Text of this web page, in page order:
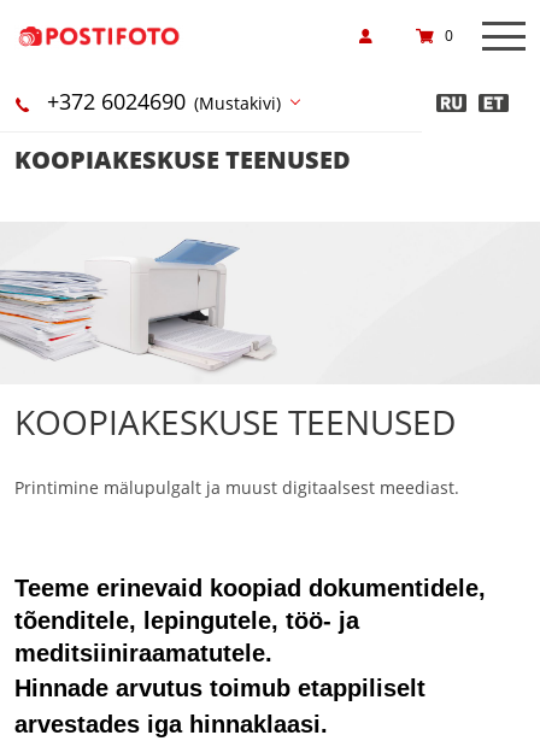
+372 6024690 (Mustakivi)
0
KOOPIAKESKUSE TEENUSED
KOOPIAKESKUSE TEENUSED
Printimine mälupulgalt ja muust digitaalsest meediast.
Teeme erinevaid koopiad dokumentidele,
tõenditele, lepingutele, töö- ja
meditsiiniraamatutele.
Hinnade arvutus toimub etappiliselt
arvestades iga hinnaklaasi.